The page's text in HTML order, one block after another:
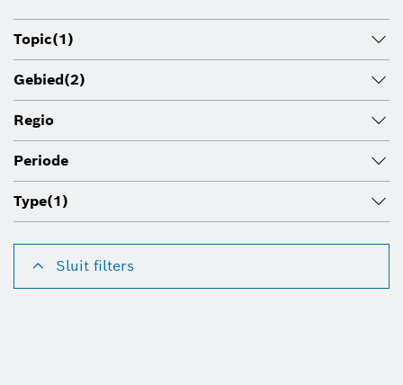
Topic(1)
Gebied(2)
Regio
Periode
Type(1)
Sluit filters